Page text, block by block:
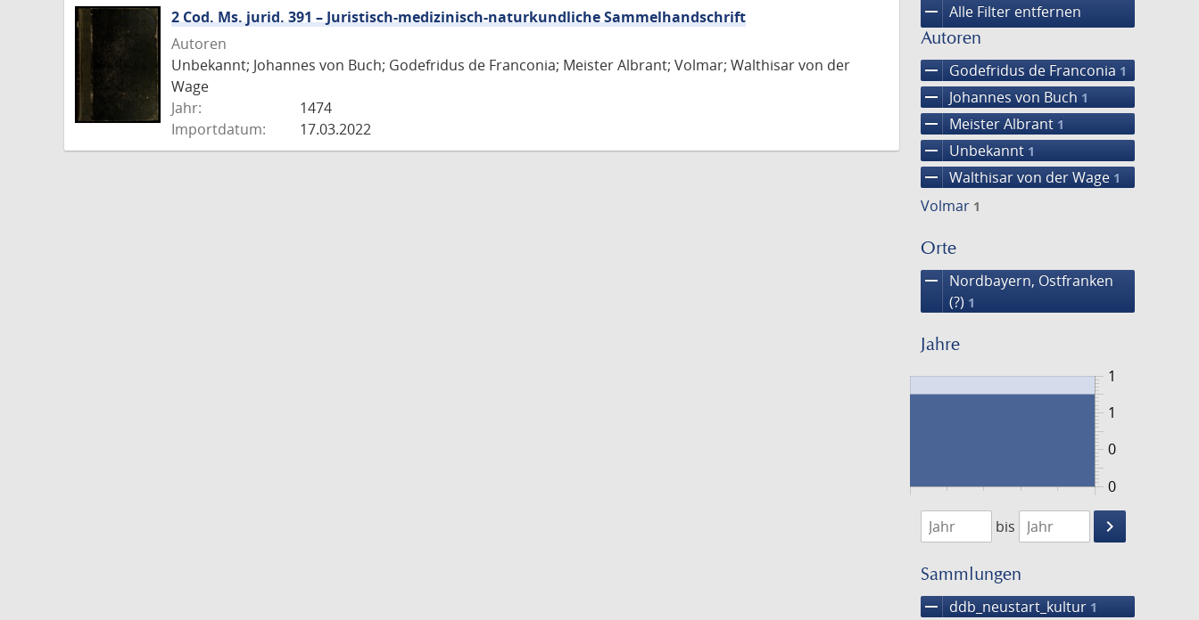
remove Alle Filter entfernen
Autoren
remove Godefridus de Franconia 1
remove Johannes von Buch 1
remove Meister Albrant 1
remove Unbekannt 1
remove Walthisar von der Wage 1
Volmar 1
Orte
remove
Nordbayern, Ostfranken
(?) 1
Jahre
0
1
0
1
1474
1475
bis
keyboard_arrow_right
Suche
Sammlungen
remove ddb_neustart_kultur 1
2 Cod. Ms. jurid. 391 – Juristisch-medizinisch-naturkundliche Sammelhandschrift
Autoren
Unbekannt; Johannes von Buch; Godefridus de Franconia; Meister Albrant; Volmar; Walthisar von der
Wage
Jahr:
1474
Importdatum:
17.03.2022